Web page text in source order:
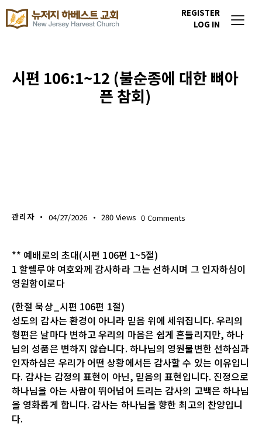
REGISTER
LOG IN
시편 106:1~12 (불순종에 대한 뼈아
픈 참회)
관리자 04/27/2026 280 Views 0 Comments
** 예배로의 초대(시편 106편 1~5절)
1 할렐루야 여호와께 감사하라 그는 선하시며 그 인자하심이
영원함이로다
(한절 묵상_시편 106편 1절)
성도의 감사는 환경이 아니라 믿음 위에 세워집니다. 우리의
형편은 날마다 변하고 우리의 마음은 쉽게 흔들리지만, 하나
님의 성품은 변하지 않습니다. 하나님의 영원불변한 선하심과
인자하심은 우리가 어떤 상황에서든 감사할 수 있는 이유입니
다. 감사는 감정의 표현이 아닌, 믿음의 표현입니다. 진정으로
하나님을 아는 사람이 뛰어넘어 드리는 감사의 고백은 하나님
을 영화롭게 합니다. 감사는 하나님을 향한 최고의 찬양입니
다.